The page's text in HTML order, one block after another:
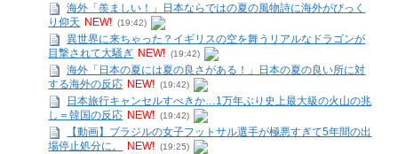
海外「羨ましい！」日本ならではの夏の風物詩に海外がびっく
り仰天 NEW! (19:42)
異世界に来ちゃった？イギリスの空を舞うリアルなドラゴンが
目撃されて大騒ぎ NEW! (19:42)
海外「日本の夏には夏の良さがある！」日本の夏の良い所に対
する海外の反応 NEW! (19:42)
日本旅行キャンセルすべきか…1万年ぶり史上最大級の火山の兆
し＝韓国の反応 NEW! (19:42)
【動画】ブラジルの女子フットサル選手が極悪すぎて5年間の出
場停止処分に。
NEW! (19:25)